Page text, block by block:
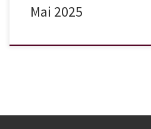
Mai 2025